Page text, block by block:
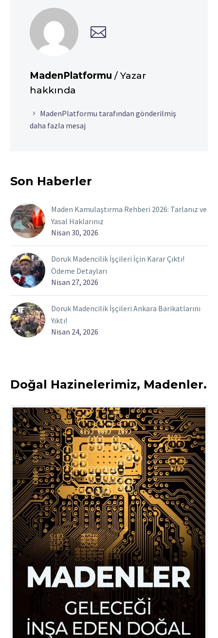
MadenPlatformu / Yazar
hakkında
MadenPlatformu tarafından gönderilmiş
daha fazla mesaj
Son Haberler
Maden Kamulaştırma Rehberi 2026: Tarlanız ve
Yasal Haklarınız
Nisan 30, 2026
Doruk Madencilik İşçileri İçin Karar Çıktı!
Ödeme Detayları
Nisan 27, 2026
Doruk Madencilik İşçileri Ankara Barikatlarını
Yıktı!
Nisan 24, 2026
Doğal Hazinelerimiz, Madenler.